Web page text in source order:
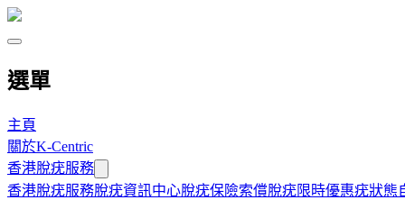
選單
主頁
關於K-Centric
香港脫疣服務
香港脫疣服務脫疣資訊中心脫疣保險索償脫疣限時優惠疣狀態